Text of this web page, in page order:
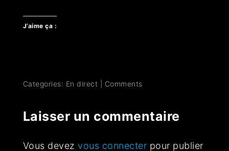
J’aime ça :
Categories: En direct Comments
Laisser un commentaire
Vous devezvous connecter pour publier